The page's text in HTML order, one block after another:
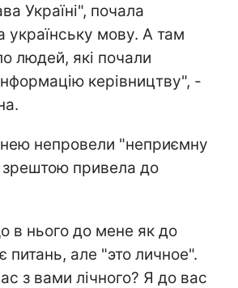
Україні", почала
українську мову. А там
людей, які почали
керівництву", -
нею непровели "неприємну
привела до
в нього до мене як до
питань, але "это личное".
з вами лічного? Я до вас